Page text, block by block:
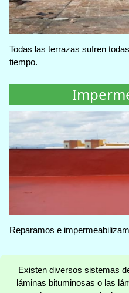
Todas las terrazas sufren
tiempo.
Reparamos e
Existen diversos sistemas
láminas bituminosas o las